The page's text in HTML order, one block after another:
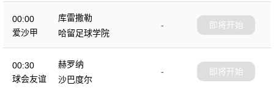
00:00
爱沙甲
库雷撒勒
-
哈留足球学院
即将开始
00:30
球会友谊
赫罗纳
-
沙巴度尔
即将开始